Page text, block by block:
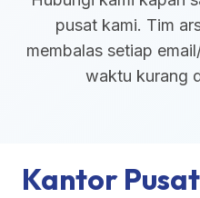
pusat kami. Tim
membalas setiap
waktu kurang
Kantor